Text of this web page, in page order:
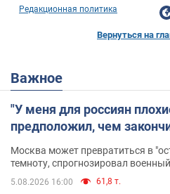
Редакционная политика
Вернуться на
Важное
"У меня для россиян
предположил, чем
Москва может превратиться в
темноту, спрогнозировал
5.08.2026 16:00 61,8 т.